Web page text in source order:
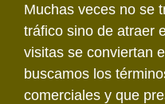
Muchas veces no se
tráfico sino de atraer
visitas se conviertan
buscamos los
comerciales y que